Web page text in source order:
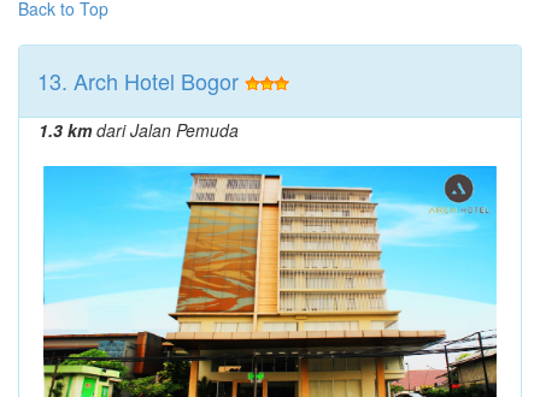
Back to Top
13. Arch Hotel Bogor
1.3 kmdari Jalan Pemuda